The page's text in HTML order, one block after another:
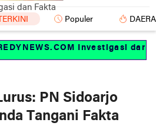
dan Fakta
TERKINI Populer
Investigasi dan
PN Sidoarjo
Tangani Fakta